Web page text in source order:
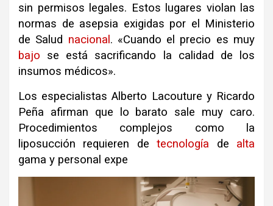
sin permisos legales. Estos lugares violan las
normas de asepsia exigidas por el Ministerio
de Salud nacional. «Cuando el precio es muy
bajo se está sacrificando la calidad de los
insumos médicos».
Los especialistas Alberto Lacouture y Ricardo
Peña afirman que lo barato sale muy caro.
Procedimientos complejos como la
liposucción requieren detecnología de alta
gama y personal expe